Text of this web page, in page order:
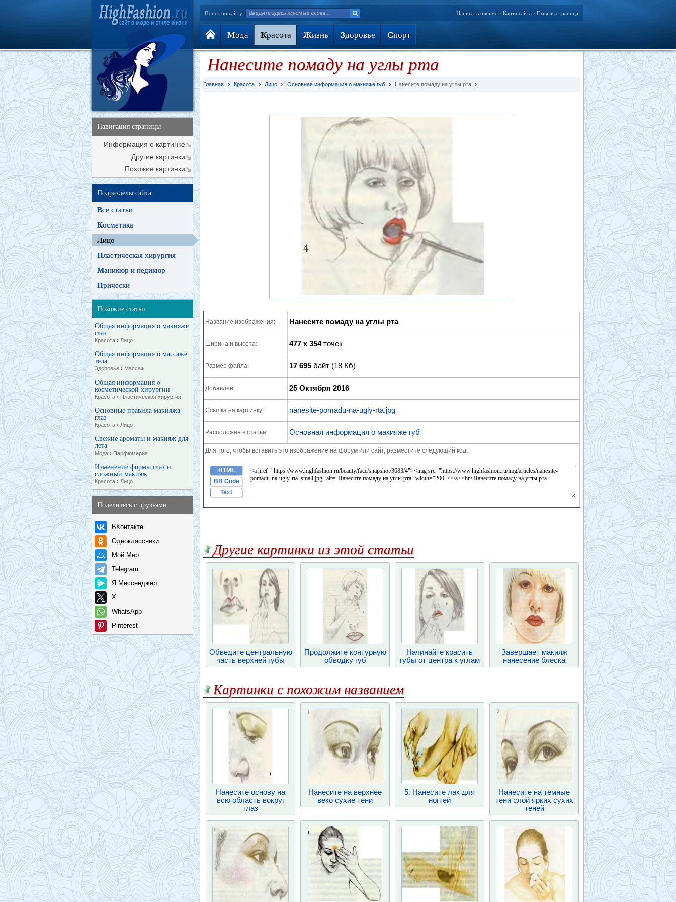
Поиск по сайту: Написать письмо • Карта сайта • Главная страница
Мода Красота Жизнь Здоровье Спорт
Навигация страницы
Информация о картинке
Другие картинки
Похожие картинки
Подразделы сайта
Все статьи
Косметика
Лицо
Пластическая хирургия
Маникюр и педикюр
Прически
Похожие статьи
Общая информация о макияже
глаз
Красота › Лицо
Общая информация о массаже
тела
Здоровье › Массаж
Общая информация о
косметической хирургии
Красота › Пластическая хирургия
Основные правила макияжа
глаз
Красота › Лицо
Свежие ароматы и макияж для
лета
Мода › Парфюмерия
Изменение формы глаз и
сложный макияж
Красота › Лицо
Поделитесь с друзьями
ВКонтакте
Одноклассники
Мой Мир
Telegram
Я.Мессенджер
X
WhatsApp
Pinterest
Нанесите помаду на углы рта
Главная Красота Лицо Основная информация о макияже губ Нанесите помаду на углы рта
Название изображения: Нанесите помаду на углы рта
Ширина и высота: 477 x 354точек
Размер файла: 17 695 байт (18 Кб)
Добавлен: 25 Октября 2016
Ссылка на картинку: nanesite-pomadu-na-ugly-rta.jpg
Расположен в статье: Основная информация о макияже губ
Для того, чтобы вставить это изображение на форум или сайт, разместите следующий код:
HTML
BB Code
Text
Другие картинки из этой статьи
Обведите центральную
часть верхней губы
Продолжите контурную
обводку губ
Начинайте красить
губы от центра к углам
Завершает макияж
нанесение блеска
Картинки с похожим названием
Нанесите основу на
всю область вокруг
глаз
Нанесите на верхнее
веко сухие тени
5. Нанесите лак для
ногтей
Нанесите на темные
тени слой ярких сухих
теней